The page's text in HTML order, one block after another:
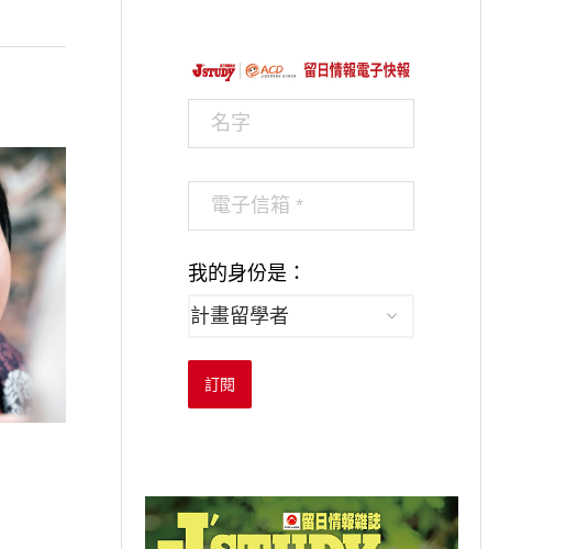
我的身份是：
訂閱